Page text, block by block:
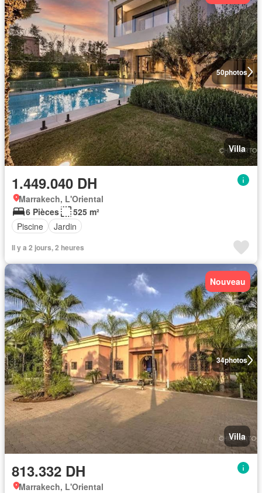
50photos
Villa
1.449.040 DH
Marrakech, L'Oriental
6 Pièces
525 m²
Piscine
Jardin
Il y a 2 jours, 2 heures
34photos
Nouveau
Villa
813.332 DH
Marrakech, L'Oriental